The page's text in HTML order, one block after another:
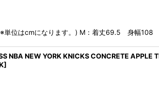
(※単位はcmになります。) M：着丈69.5 身幅
NBA NEW YORK KNICKS CONCRETE APPLE
]